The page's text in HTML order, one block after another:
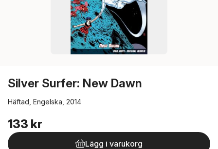
Silver Surfer: New Dawn
Häftad, Engelska, 2014
133 kr
Lägg i varukorg